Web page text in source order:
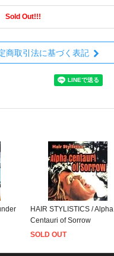
Sold Out!!!
商取引法に基づく表記
HAIR STYLISTICS / Alpha
Centauri of Sorrow
SOLD OUT